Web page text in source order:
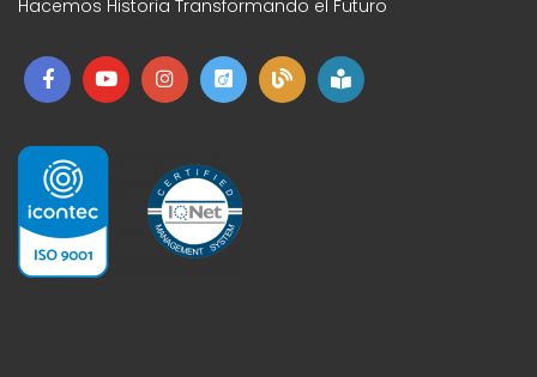
Hacemos Historia Transformando el Futuro